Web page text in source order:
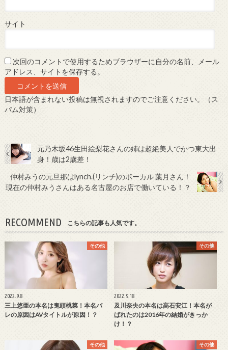
サイト
次回のコメントで使用するためブラウザーに自分の名前、メール
アドレス、サイトを保存する。
日本語が含まれない投稿は無視されますのでご注意ください。（ス
パム対策）
元乃木坂46生田絵梨花さんの姉は超絶美人でかつ東大出
身！歳は2歳差！
仲村みうの元旦那はlynch.(リンチ)のボーカル 葉月さん！
現在の仲村みうさんはある名古屋のお店で働いている！？
RECOMMEND こちらの記事も人気です。
その他
2022.9.8
三上悠亜の本名は鬼頭桃菜！本名バ
レの原因はAVタイトルが原因！？
その他
2022.9.18
及川奈央の本名は高石安江！本名が
ばれたのは2016年の結婚がきっか
け！？
その他 その他